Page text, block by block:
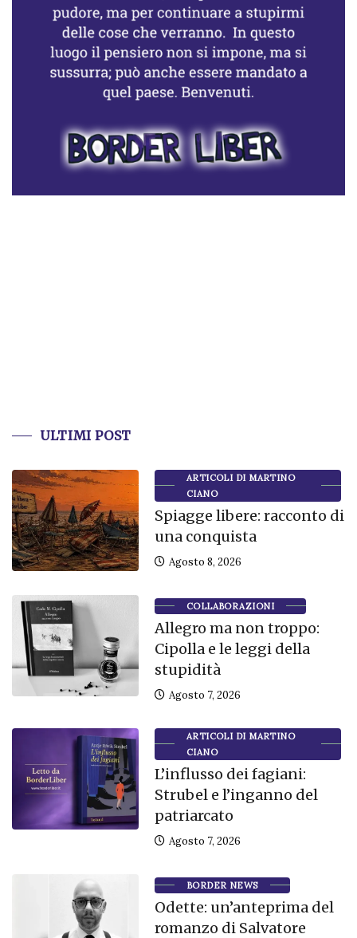
ULTIMI POST
ARTICOLI DI MARTINO
CIANO
Spiagge libere: racconto di
una conquista
Agosto 8, 2026
COLLABORAZIONI
Allegro ma non troppo:
Cipolla e le leggi della
stupidità
Agosto 7, 2026
ARTICOLI DI MARTINO
CIANO
L’influsso dei fagiani:
Strubel e l’inganno del
patriarcato
Agosto 7, 2026
BORDER NEWS
Odette: un’anteprima del
romanzo di Salvatore